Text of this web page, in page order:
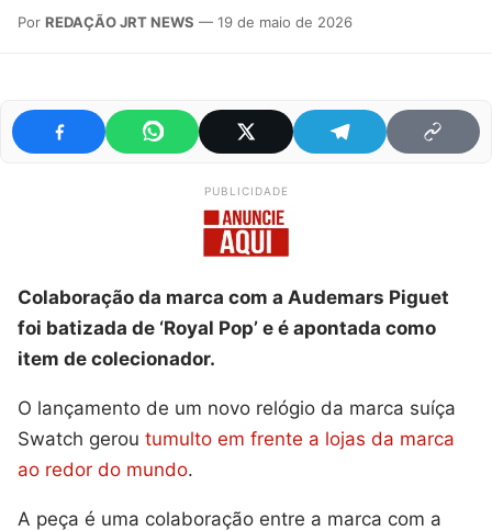
Por REDAÇÃO JRT NEWS — 19 de maio de 2026
PUBLICIDADE
Colaboração da marca com a Audemars Piguet
foi batizada de ‘Royal Pop’ e é apontada como
item de colecionador.
O lançamento de um novo relógio da marca suíça
Swatch gerou tumulto em frente a lojas da marca
ao redor do mundo.
A peça é uma colaboração entre a marca com a